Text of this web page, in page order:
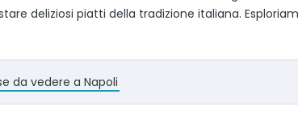
deliziosi piatti della tradizione italiana.
da vedere a Napoli